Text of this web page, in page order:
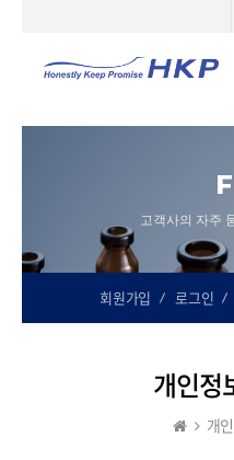
고객사의 자주
회원가입 로그인
개인정
개